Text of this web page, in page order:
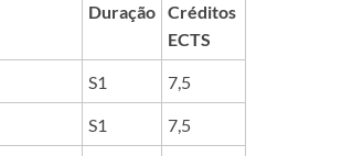
Duração Créditos
ECTS
S1 7,5
S1 7,5